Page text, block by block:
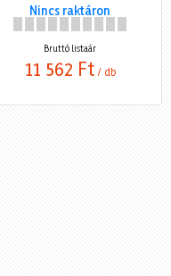
Nincs raktáron
Bruttó listaár
11 562 Ft / db